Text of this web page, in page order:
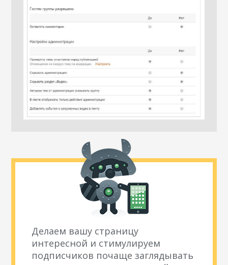
Делаем вашу страницу
интересной и стимулируем
подписчиков почаще заглядывать